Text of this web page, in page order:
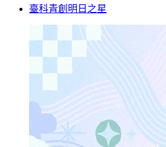
臺科青創明日之星